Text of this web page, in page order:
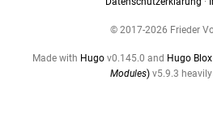
© 2017-2026 Frieder
Made with Hugo v0.145.0 and Hugo
Modules) v5.9.3